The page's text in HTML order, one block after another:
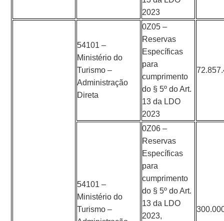
2023
54101 –
Ministério do
Turismo –
Administração
Direta
0Z05 –
Reservas
Específicas
para
cumprimento
do § 5º do Art.
13 da LDO
2023
54101 –
Ministério do
Turismo –
0Z06 –
Reservas
Específicas
para
cumprimento
do § 5º do Art.
13 da LDO
2023,